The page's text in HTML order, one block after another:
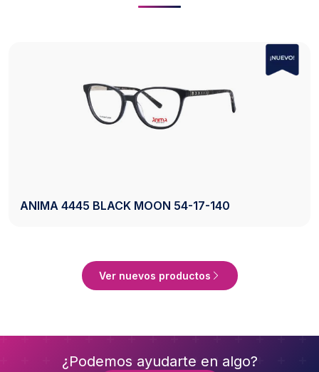
AXESS 2742 BLACK 50-20-140
Ver nuevos productos
¿Podemos ayudarte en algo?